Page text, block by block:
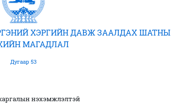
ХЭРГИЙН ДАВЖ ЗААЛДАХ ШАТНЫ
МАГАДЛАЛ
Дугаар 53
нэхэмжлэлтэй